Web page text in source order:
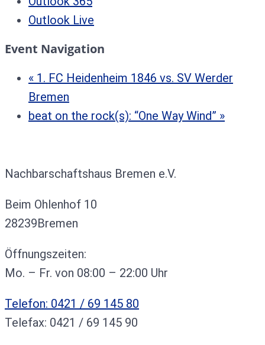
Outlook Live
Event Navigation
« 1. FC Heidenheim 1846 vs. SV Werder
Bremen
beat on the rock(s): “One Way Wind” »
Nachbarschaftshaus Bremen e.V.
Beim Ohlenhof 10
28239Bremen
Öffnungszeiten:
Mo. – Fr. von 08:00 – 22:00 Uhr
Telefon: 0421 / 69 145 80
Telefax: 0421 / 69 145 90